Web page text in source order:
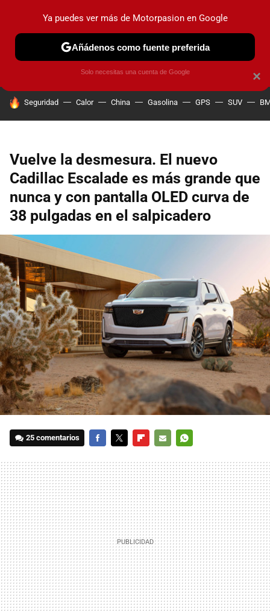
PRUEBAS COCHES ELÉCTRICOS OBSERVATORIO
HOY SE HABLA DE
Seguridad Calor China Gasolina GPS SUV
Vuelve la desmesura. El nuevo
Cadillac Escalade es más grande que
nunca y con pantalla OLED curva de
38 pulgadas en el salpicadero
25 comentarios
MAIL
×
Ya puedes ver más de Motorpasion en Google
Añádenos como fuente preferida
Solo necesitas una cuenta de Google